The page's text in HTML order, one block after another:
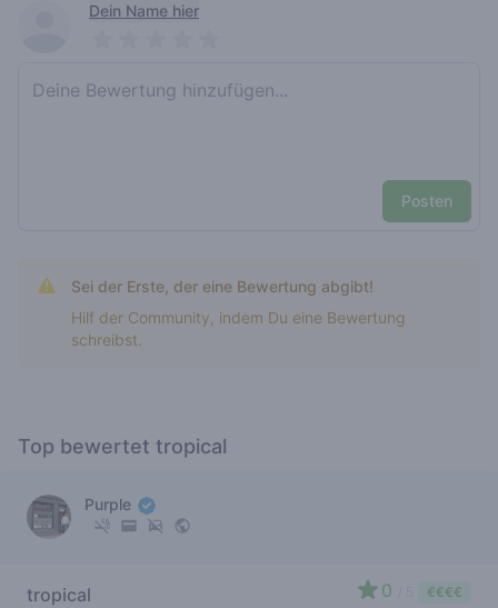
Recent reviewsDein Name hier
Posten
Sei der Erste, der eine Bewertung abgibt!
Hilf der Community, indem Du eine Bewertung
schreibst.
Top bewertet tropical
Purple
tropical 0 €€€€